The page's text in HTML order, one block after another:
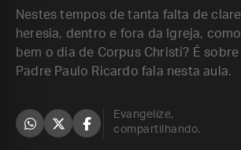
Nestes tempos de tanta falta de
heresia, dentro e fora da Igreja,
bem o dia de Corpus Christi? É
Padre Paulo Ricardo fala nesta aula.
Evangelize,
compartilhando.